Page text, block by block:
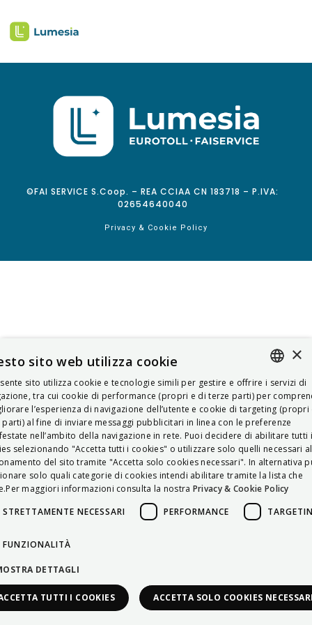
©FAI SERVICE S.Coop. – REA CCIAA CN 183718 – P.IVA:
02654640040
Privacy & Cookie Policy
ITALIAN
ENGLISH
FRENCH
HUNGARIAN
DEUTSCH
POLSKI
×
sito web utilizza cookie
sito utilizza cookie e tecnologie simili per gestire e offrire i servizi di
tra cui cookie di performance (propri e di terze parti) per
l’esperienza di navigazione dell’utente e cookie di targeting (propri
parti) al fine di inviare messaggi pubblicitari in linea con le preferenze
nell’ambito della navigazione in rete. Puoi decidere di abilitare tutti i
selezionando "Accetta tutti i cookies" o utilizzare solo quelli necessari al
del sito tramite "Accetta solo cookies necessari". In alternativa
solo quali categorie di cookies intendi abilitare tramite la lista che
maggiori informazioni consulta la nostra Privacy & Cookie Policy
STRETTAMENTE NECESSARI
PERFORMANCE
FUNZIONALITÀ
DETTAGLI
TUTTI I COOKIES ACCETTA SOLO COOKIES